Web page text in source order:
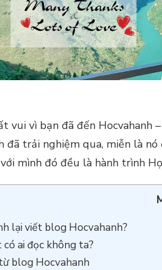
vui vì bạn đã đến
đã trải nghiệm qua, miễn là
mình đó đều là hành trình
lại viết blog Hocvahanh?
ai đọc không ta?
blog Hocvahanh